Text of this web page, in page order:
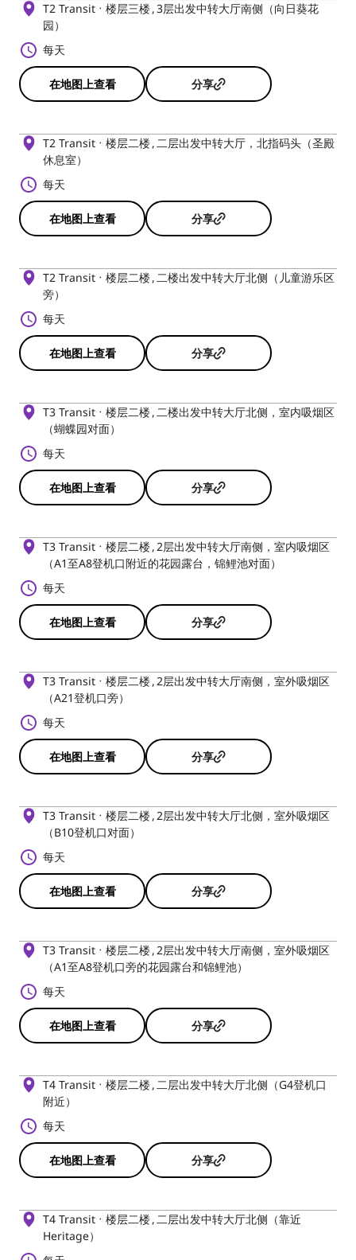
T2 Transit 楼层三楼 3层出发中转大厅南侧（向日葵花
园）
每天
在地图上查看 分享
T2 Transit 楼层二楼 二层出发中转大厅，北指码头（圣殿
休息室）
每天
在地图上查看 分享
T2 Transit 楼层二楼 二楼出发中转大厅北侧（儿童游乐区
旁）
每天
在地图上查看 分享
T3 Transit 楼层二楼 二楼出发中转大厅北侧，室内吸烟区
（蝴蝶园对面）
每天
在地图上查看 分享
T3 Transit 楼层二楼 2层出发中转大厅南侧，室内吸烟区
（A1至A8登机口附近的花园露台，锦鲤池对面）
每天
在地图上查看 分享
T3 Transit 楼层二楼 2层出发中转大厅南侧，室外吸烟区
（A21登机口旁）
每天
在地图上查看 分享
T3 Transit 楼层二楼 2层出发中转大厅北侧，室外吸烟区
（B10登机口对面）
每天
在地图上查看 分享
T3 Transit 楼层二楼 2层出发中转大厅南侧，室外吸烟区
（A1至A8登机口旁的花园露台和锦鲤池）
每天
在地图上查看 分享
T4 Transit 楼层二楼 二层出发中转大厅北侧（G4登机口
附近）
每天
在地图上查看 分享
T4 Transit 楼层二楼 二层出发中转大厅北侧（靠近
Heritage）